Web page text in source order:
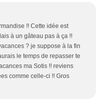
!! Cette idée est
à un gâteau pas à ça !!
? je suppose à la fin
le temps de repasser te
ma Sotis !! reviens
comme celle-ci !! Gros